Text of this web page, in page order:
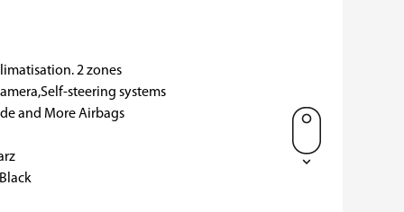
2 zones
steering systems
and More Airbags